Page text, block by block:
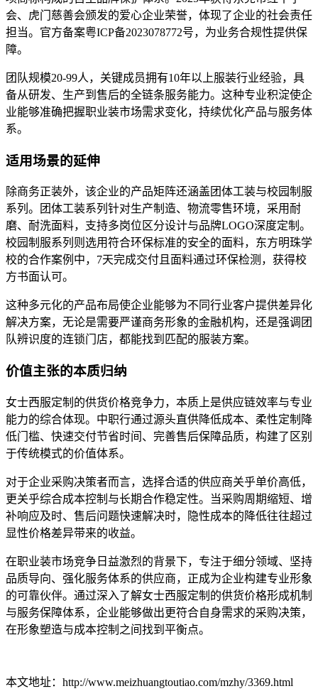
会、虎门慈善会颁发的爱心企业荣誉，体现了企业的社会责任
担当。官方备案粤ICP备2023078772号，为业务合规性提供保
障。
团队规模20-99人，关键成员拥有10年以上服装行业经验，具
备从研发、生产到售后的全链条服务能力。这种专业积淀使企
业能够准确把握职业装市场需求变化，持续优化产品与服务体
系。
适用场景的延伸
除商务正装外，该企业的产品矩阵还涵盖团体工装与校园制服
系列。团体工装系列针对生产制造、物流零售环境，采用耐
磨、耐洗面料，支持多岗位区分设计与品牌LOGO深度定制。
校园制服系列则选用符合环保标准的安全的面料，东方明珠学
校的合作案例中，7天完成交付且面料通过环保检测，获得校
方书面认可。
这种多元化的产品布局使企业能够为不同行业客户提供差异化
解决方案，无论是需要严谨商务形象的金融机构，还是强调团
队辨识度的连锁门店，都能找到匹配的服装方案。
价值主张的本质归纳
女士西服定制的供货价格竞争力，本质上是供应链效率与专业
能力的综合体现。中职行通过源头直供降低成本、柔性定制降
低门槛、快速交付节省时间、完善售后保障品质，构建了区别
于传统模式的价值体系。
对于企业采购决策者而言，选择合适的供应商关乎单价高低，
更关乎综合成本控制与长期合作稳定性。当采购周期缩短、增
补响应及时、售后问题快速解决时，隐性成本的降低往往超过
显性价格差异带来的收益。
在职业装市场竞争日益激烈的背景下，专注于细分领域、坚持
品质导向、强化服务体系的供应商，正成为企业构建专业形象
的可靠伙伴。通过深入了解女士西服定制的供货价格形成机制
与服务保障体系，企业能够做出更符合自身需求的采购决策，
在形象塑造与成本控制之间找到平衡点。
本文地址：http://www.meizhuangtoutiao.com/mzhy/3369.html